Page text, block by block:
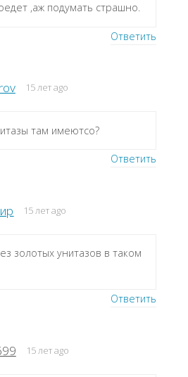
,аж подумать страшно.
Ответить
15 лет ago
там имеютсо?
Ответить
15 лет ago
золотых унитазов в таком
Ответить
15 лет ago